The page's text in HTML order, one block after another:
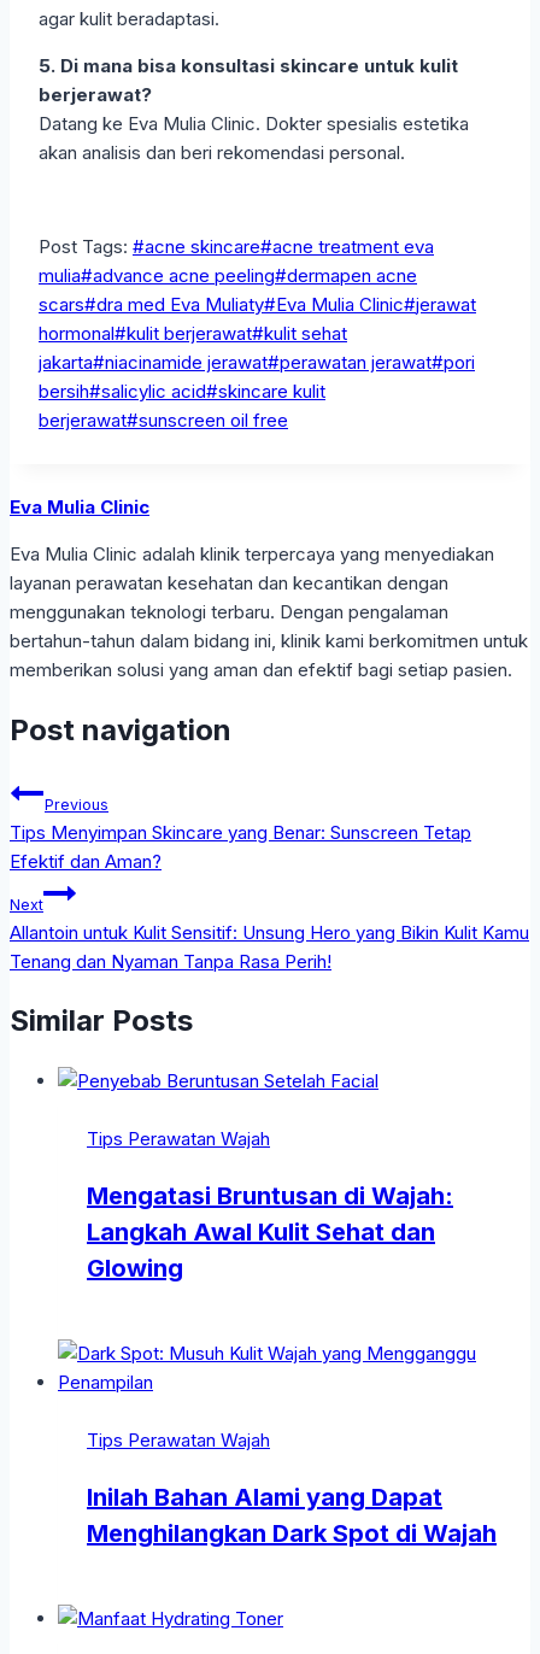
agar kulit beradaptasi.
5. Di mana bisa konsultasi skincare untuk kulit
berjerawat?
Datang ke Eva Mulia Clinic. Dokter spesialis estetika
akan analisis dan beri rekomendasi personal.
Post Tags: #acne skincare#acne treatment eva
mulia#advance acne peeling#dermapen acne
scars#dra med Eva Muliaty#Eva Mulia Clinic#jerawat
hormonal#kulit berjerawat#kulit sehat
jakarta#niacinamide jerawat#perawatan jerawat#pori
bersih#salicylic acid#skincare kulit
berjerawat#sunscreen oil free
Eva Mulia Clinic
Eva Mulia Clinic adalah klinik terpercaya yang menyediakan
layanan perawatan kesehatan dan kecantikan dengan
menggunakan teknologi terbaru. Dengan pengalaman
bertahun-tahun dalam bidang ini, klinik kami berkomitmen untuk
memberikan solusi yang aman dan efektif bagi setiap pasien.
Post navigation
Previous
Tips Menyimpan Skincare yang Benar: Sunscreen Tetap
Efektif dan Aman?
Next
Allantoin untuk Kulit Sensitif: Unsung Hero yang Bikin Kulit Kamu
Tenang dan Nyaman Tanpa Rasa Perih!
Similar Posts
Tips Perawatan Wajah
Mengatasi Bruntusan di Wajah:
Langkah Awal Kulit Sehat dan
Glowing
Tips Perawatan Wajah
Inilah Bahan Alami yang Dapat
Menghilangkan Dark Spot di Wajah